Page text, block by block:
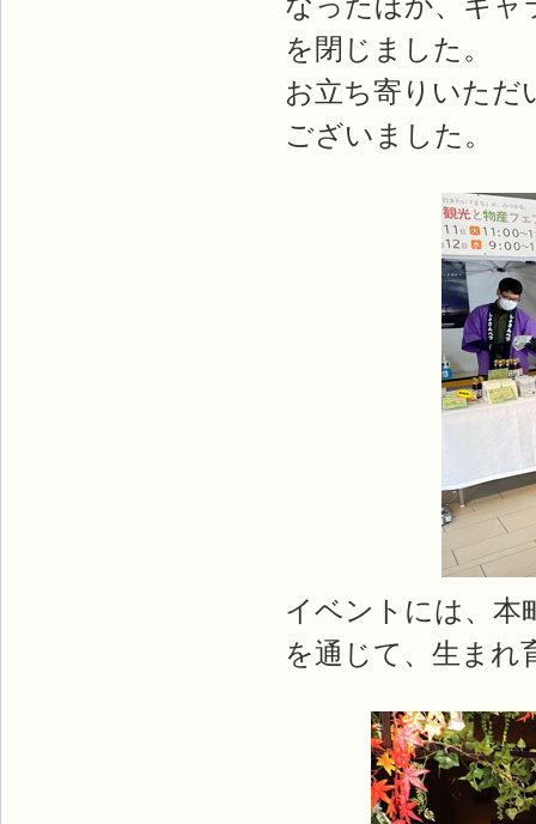
を閉じました。
お立ち寄りいただ
ございました。
イベントには、本
を通じて、生まれ